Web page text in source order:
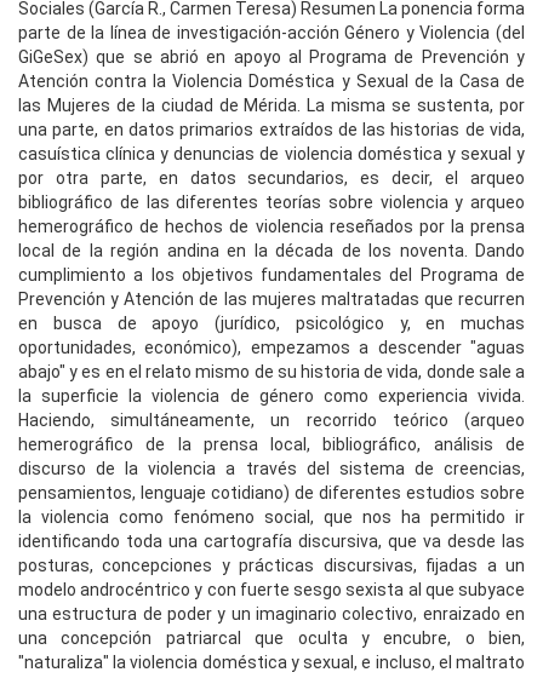
Sociales (García R., Carmen Teresa) Resumen La ponencia forma
parte de la línea de investigación-acción Género y Violencia (del
GiGeSex) que se abrió en apoyo al Programa de Prevención y
Atención contra la Violencia Doméstica y Sexual de la Casa de
las Mujeres de la ciudad de Mérida. La misma se sustenta, por
una parte, en datos primarios extraídos de las historias de vida,
casuística clínica y denuncias de violencia doméstica y sexual y
por otra parte, en datos secundarios, es decir, el arqueo
bibliográfico de las diferentes teorías sobre violencia y arqueo
hemerográfico de hechos de violencia reseñados por la prensa
local de la región andina en la década de los noventa. Dando
cumplimiento a los objetivos fundamentales del Programa de
Prevención y Atención de las mujeres maltratadas que recurren
en busca de apoyo (jurídico, psicológico y, en muchas
oportunidades, económico), empezamos a descender "aguas
abajo" y es en el relato mismo de su historia de vida, donde sale a
la superficie la violencia de género como experiencia vivida.
Haciendo, simultáneamente, un recorrido teórico (arqueo
hemerográfico de la prensa local, bibliográfico, análisis de
discurso de la violencia a través del sistema de creencias,
pensamientos, lenguaje cotidiano) de diferentes estudios sobre
la violencia como fenómeno social, que nos ha permitido ir
identificando toda una cartografía discursiva, que va desde las
posturas, concepciones y prácticas discursivas, fijadas a un
modelo androcéntrico y con fuerte sesgo sexista al que subyace
una estructura de poder y un imaginario colectivo, enraizado en
una concepción patriarcal que oculta y encubre, o bien,
"naturaliza" la violencia doméstica y sexual, e incluso, el maltrato